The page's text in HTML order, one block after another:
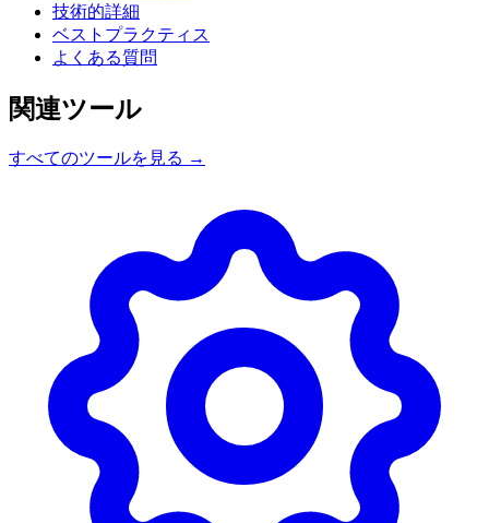
技術的詳細
ベストプラクティス
よくある質問
関連ツール
すべてのツールを見る →